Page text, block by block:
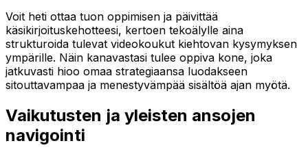
Voit heti ottaa tuon oppimisen ja päivittää
käsikirjoituskehotteesi, kertoen tekoälylle aina
strukturoida tulevat videokoukut kiehtovan kysymyksen
ympärille. Näin kanavastasi tulee oppiva kone, joka
jatkuvasti hioo omaa strategiaansa luodakseen
sitouttavampaa ja menestyvämpää sisältöä ajan myötä.
Vaikutusten ja yleisten ansojen
navigointi